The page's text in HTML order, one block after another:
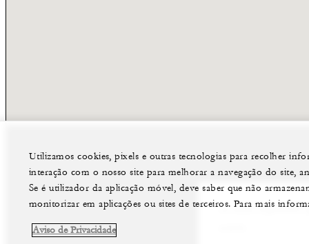
A nossa experiente
Utilizamos cookies, pixels e outras tecnologias para recolher
interação com o nosso site para melhorar a navegação do site,
Se é utilizador da aplicação móvel, deve saber que não
monitorizar em aplicações ou sites de terceiros. Para mais
Aviso de Privacidade